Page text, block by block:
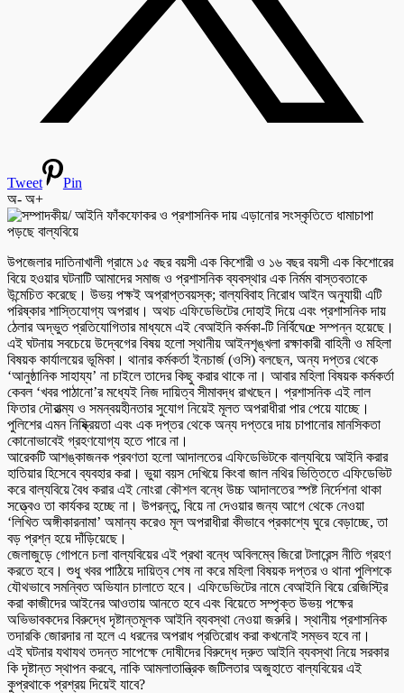
Tweet
Pin
অ- অ+
উপজেলার দাতিনাখালী গ্রামে ১৫ বছর বয়সী এক কিশোরী ও ১৬ বছর বয়সী এক কিশোরের
বিয়ে হওয়ার ঘটনাটি আমাদের সমাজ ও প্রশাসনিক ব্যবস্থার এক নির্মম বাস্তবতাকে
উন্মেচিত করেছে। উভয় পক্ষই অপ্রাপ্তবয়স্ক; বাল্যবিবাহ নিরোধ আইন অনুযায়ী এটি
পরিষ্কার শাস্তিযোগ্য অপরাধ। অথচ এফিডেভিটের দোহাই দিয়ে এবং প্রশাসনিক দায়
ঠেলার অদ্ভুত প্রতিযোগিতার মাধ্যমে এই বেআইনি কর্মকা-টি নির্বিঘেœ সম্পন্ন হয়েছে।
এই ঘটনায় সবচেয়ে উদ্বেগের বিষয় হলো স্থানীয় আইনশৃঙ্খলা রক্ষাকারী বাহিনী ও মহিলা
বিষয়ক কার্যালয়ের ভূমিকা। থানার কর্মকর্তা ইনচার্জ (ওসি) বলছেন, অন্য দপ্তর থেকে
‘আনুষ্ঠানিক সাহায্য’ না চাইলে তাদের কিছু করার থাকে না। আবার মহিলা বিষয়ক কর্মকর্তা
কেবল ‘খবর পাঠানো’র মধ্যেই নিজ দায়িত্ব সীমাবদ্ধ রাখছেন। প্রশাসনিক এই লাল
ফিতার দৌরাত্ম্য ও সমন্বয়হীনতার সুযোগ নিয়েই মূলত অপরাধীরা পার পেয়ে যাচ্ছে।
পুলিশের এমন নিষ্ক্রিয়তা এবং এক দপ্তর থেকে অন্য দপ্তরে দায় চাপানোর মানসিকতা
কোনোভাবেই গ্রহণযোগ্য হতে পারে না।
আরেকটি আশঙ্কাজনক প্রবণতা হলো আদালতের এফিডেভিটকে বাল্যবিয়ে আইনি করার
হাতিয়ার হিসেবে ব্যবহার করা। ভুয়া বয়স দেখিয়ে কিংবা জাল নথির ভিত্তিতে এফিডেভিট
করে বাল্যবিয়ে বৈধ করার এই নোংরা কৌশল বন্ধে উচ্চ আদালতের স্পষ্ট নির্দেশনা থাকা
সত্ত্বেও তা কার্যকর হচ্ছে না। উপরন্তু, বিয়ে না দেওয়ার জন্য আগে থেকে নেওয়া
‘লিখিত অঙ্গীকারনামা’ অমান্য করেও মূল অপরাধীরা কীভাবে প্রকাশ্যে ঘুরে বেড়াচ্ছে, তা
বড় প্রশ্ন হয়ে দাঁড়িয়েছে।
জেলাজুড়ে গোপনে চলা বাল্যবিয়ের এই প্রথা বন্ধে অবিলম্বে জিরো টলারেন্স নীতি গ্রহণ
করতে হবে। শুধু খবর পাঠিয়ে দায়িত্ব শেষ না করে মহিলা বিষয়ক দপ্তর ও থানা পুলিশকে
যৌথভাবে সমন্বিত অভিযান চালাতে হবে। এফিডেভিটের নামে বেআইনি বিয়ে রেজিস্ট্রি
করা কাজীদের আইনের আওতায় আনতে হবে এবং বিয়েতে সম্পৃক্ত উভয় পক্ষের
অভিভাবকদের বিরুদ্ধে দৃষ্টান্তমূলক আইনি ব্যবস্থা নেওয়া জরুরি। স্থানীয় প্রশাসনিক
তদারকি জোরদার না হলে এ ধরনের অপরাধ প্রতিরোধ করা কখনোই সম্ভব হবে না।
এই ঘটনার যথাযথ তদন্ত সাপেক্ষে দোষীদের বিরুদ্ধে দ্রুত আইনি ব্যবস্থা নিয়ে সরকার
কি দৃষ্টান্ত স্থাপন করবে, নাকি আমলাতান্ত্রিক জটিলতার অজুহাতে বাল্যবিয়ের এই
কুপ্রথাকে প্রশ্রয় দিয়েই যাবে?